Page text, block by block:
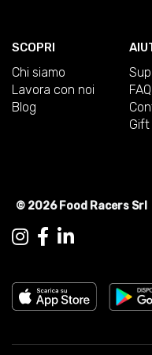
SCOPRI
Chi siamo
Lavora con noi
Blog
FAQ
© 2026 Food Racers Srl